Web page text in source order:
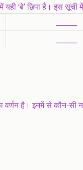
में यही ‘बे’ छिपा है। इस
है। इनमें से कौन-सी